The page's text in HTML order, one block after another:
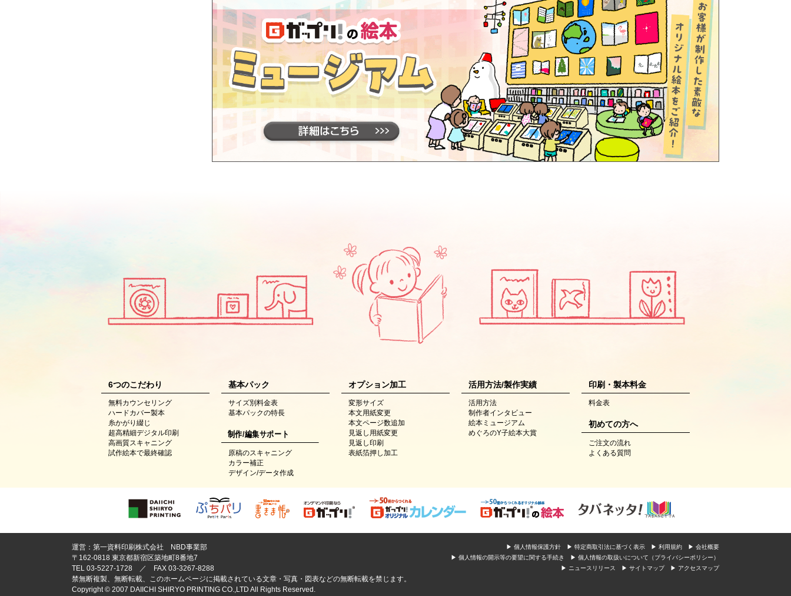
6つのこだわり
無料カウンセリング
ハードカバー製本
糸かがり綴じ
超高精細デジタル印刷
高画質スキャニング
試作絵本で最終確認
基本パック
サイズ別料金表
基本パックの特長
制作/編集サポート
原稿のスキャニング
カラー補正
デザイン/データ作成
オプション加工
変形サイズ
本文用紙変更
本文ページ数追加
見返し用紙変更
見返し印刷
表紙箔押し加工
活用方法/製作実績
活用方法
制作者インタビュー
絵本ミュージアム
めぐろのY子絵本大賞
印刷・製本料金
料金表
初めての方へ
ご注文の流れ
よくある質問
▶ 会社概要
▶ 利用規約
▶ 特定商取引法に基づく表示
▶ 個人情報保護方針
▶ 個人情報の取扱いについて（プライバシーポリシー）
▶ 個人情報の開示等の要望に関する手続き
▶ アクセスマップ
▶ サイトマップ
▶ ニュースリリース
運営：第一資料印刷株式会社 NBD事業部
〒162-0818 東京都新宿区築地町8番地7
TEL 03-5227-1728 ／ FAX 03-3267-8288
禁無断複製、無断転載、このホームページに掲載されている文章・写真・図表などの無断転載を禁じます。
Copyright © 2007 DAIICHI SHIRYO PRINTING CO.,LTD All Rights Reserved.